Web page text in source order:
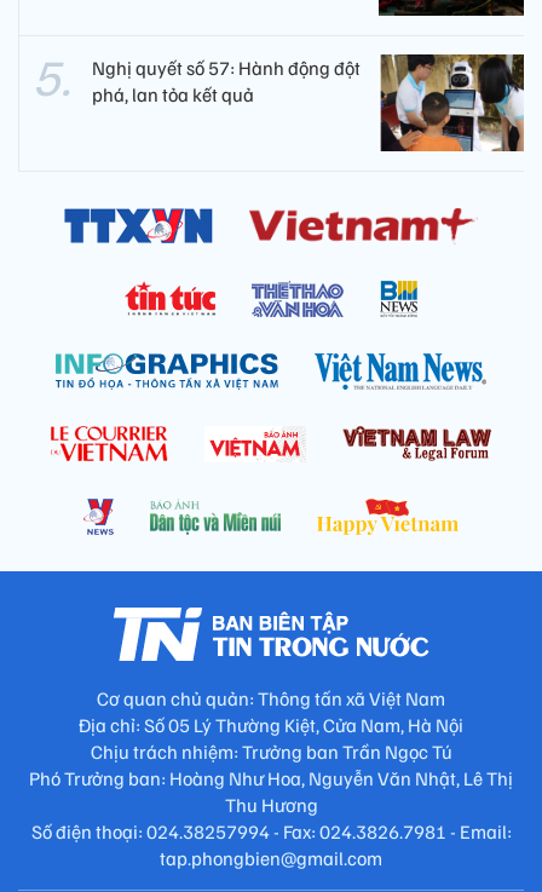
Nghị quyết số 57: Hành động đột
phá, lan tỏa kết quả
Cơ quan chủ quản: Thông tấn xã Việt Nam
Địa chỉ: Số 05 Lý Thường Kiệt, Cửa Nam, Hà Nội
Chịu trách nhiệm: Trưởng ban Trần Ngọc Tú
Phó Trưởng ban: Hoàng Như Hoa, Nguyễn Văn Nhật, Lê Thị
Thu Hương
Số điện thoại: 024.38257994 - Fax: 024.3826.7981 - Email:
tap.phongbien@gmail.com